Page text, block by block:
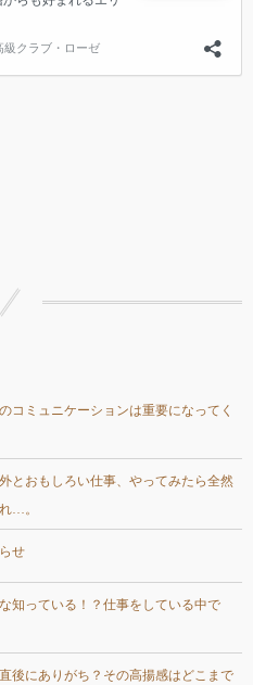
コミュニケーションは重要になってく
とおもしろい仕事、やってみたら全然
…。
せ
知っている！？仕事をしている中で
後にありがち？その高揚感はどこまで